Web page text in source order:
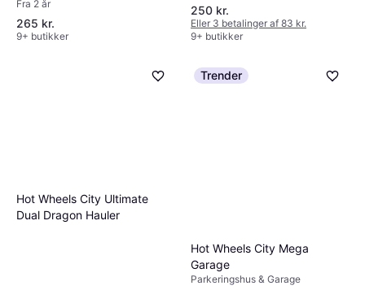
Fra 2 år
265 kr.
9+ butikker
250 kr.
Eller 3 betalinger af 83 kr.
9+ butikker
Hot Wheels City Ultimate
Dual Dragon Hauler
Trender
Hot Wheels City Mega
Garage
Parkeringshus & Garage